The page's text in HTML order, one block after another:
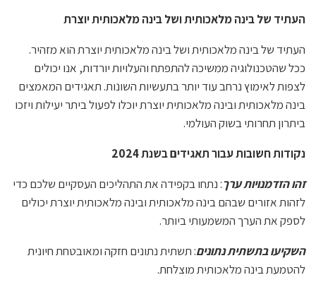
העתיד שלבינה מלאכותיתושלבינה מלאכותית יוצרת
העתיד של בינה מלאכותית ושל בינה מלאכותית יוצרת הוא מזהיר.
ככל שהטכנולוגיה ממשיכה להתפתח והעלויות יורדות, אנו יכולים
לצפות לאימוץ נרחב עוד יותר בתעשיות השונות. תאגידים המאמצים
בינה מלאכותית ובינה מלאכותית יוצרת יוכלו לפעול ביתר יעילות ויזכו
ביתרון תחרותי בשוק העולמי.
נקודות חשובות עבור תאגידים בשנת 2024
זהו הזדמנויות ערך: נתחו בקפידה את התהליכים העסקיים שלכם כדי
לזהות אזורים שבהם בינה מלאכותית ובינה מלאכותית יוצרת יכולים
לספק את הערך המשמעותי ביותר.
השקיעו בתשתית נתונים: תשתית נתונים חזקה ומאובטחת חיונית
להטמעת בינה מלאכותית מוצלחת.